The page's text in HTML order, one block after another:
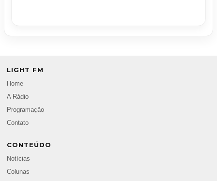
LIGHT FM
Home
A Rádio
Programação
Contato
CONTEÚDO
Notícias
Colunas